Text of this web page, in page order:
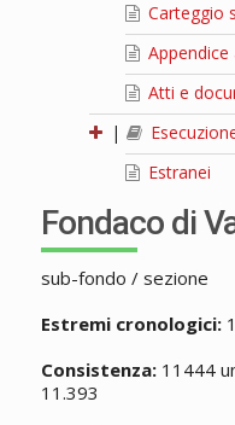
Carteggio
Atti e
|
Estranei
Fondaco di
sub-fondo / sezione
Estremi cronologici:
Consistenza:11444
11.393